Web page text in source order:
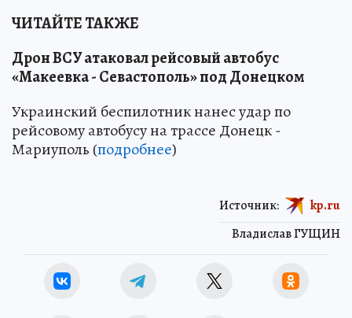
ЧИТАЙТЕ ТАКЖЕ
Дрон ВСУ атаковал рейсовый автобус
«Макеевка - Севастополь» под Донецком
Украинский беспилотник нанес удар по
рейсовому автобусу на трассе Донецк -
Мариуполь (подробнее)
Владислав ГУЩИН
Источник: kp.ru